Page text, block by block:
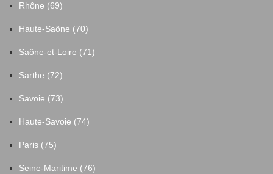
Rhône (69)
Haute-Saône (70)
Saône-et-Loire (71)
Sarthe (72)
Savoie (73)
Haute-Savoie (74)
Paris (75)
Seine-Maritime (76)